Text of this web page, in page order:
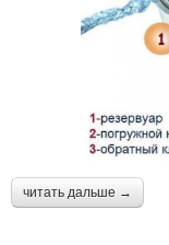
читать дальше →